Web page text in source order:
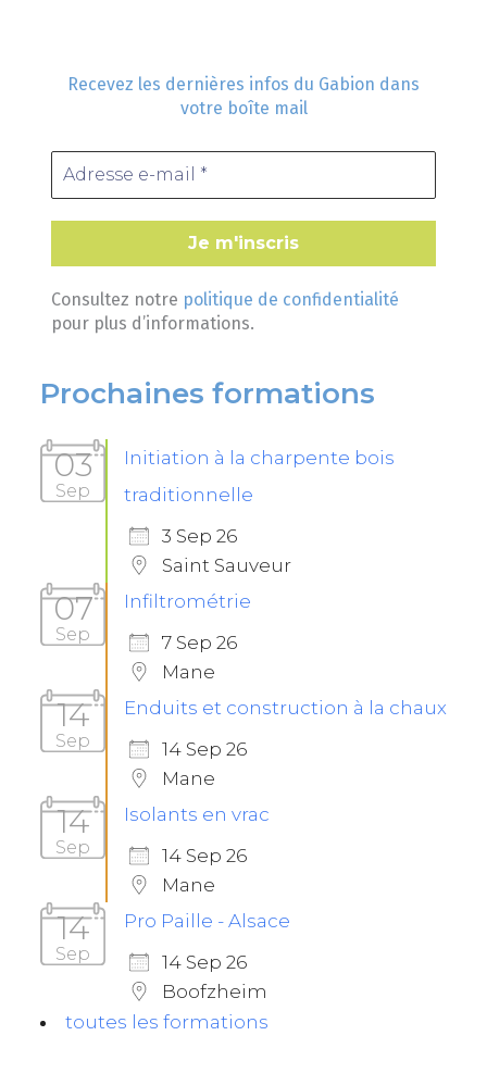
Recevez les dernières infos du Gabion dans
votre boîte mail
Consultez notre politique de confidentialité
pour plus d’informations.
Prochaines formations
03
Sep
Initiation à la charpente bois
traditionnelle
3 Sep 26
Saint Sauveur
07
Sep
Infiltrométrie
7 Sep 26
Mane
14
Sep
Enduits et construction à la chaux
14 Sep 26
Mane
14
Sep
Isolants en vrac
14 Sep 26
Mane
14
Sep
Pro Paille - Alsace
14 Sep 26
Boofzheim
toutes les formations